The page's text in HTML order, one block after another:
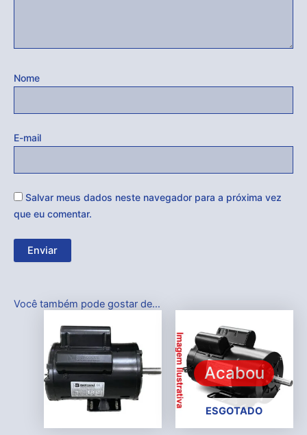
Nome
E-mail
Salvar meus dados neste navegador para a próxima vez
que eu comentar.
Você também pode gostar de…
Acabou
ESGOTADO